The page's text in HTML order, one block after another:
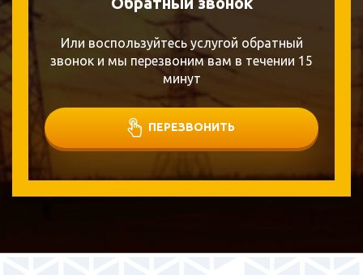
Или воспользуйтесь услугой обратный
звонок и мы перезвоним вам в течении 15
минут
ПЕРЕЗВОНИТЬ